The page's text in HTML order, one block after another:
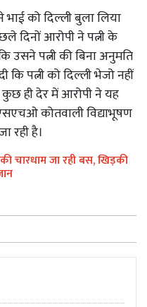
को दिल्ली बुला लिया
दिनों आरोपी ने पत्नी के
पत्नी की बिना अनुमति
कि पत्नी को दिल्ली भेजो नहीं
कुछ ही देर में आरोपी ने यह
कोतवाली विद्याभूषण
रही है।
चारधाम जा रही बस, खिड़की